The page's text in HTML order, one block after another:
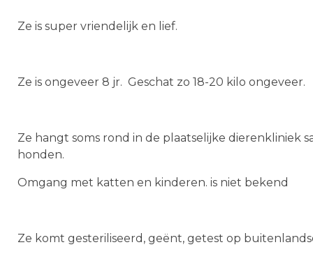
Ze is super vriendelijk en lief.
Ze is ongeveer 8 jr. Geschat zo 18-20 kilo ongeveer.
Ze hangt soms rond in de plaatselijke dierenkliniek
honden.
Omgang met katten en kinderen. is niet bekend
Ze komt gesteriliseerd, geënt, getest op